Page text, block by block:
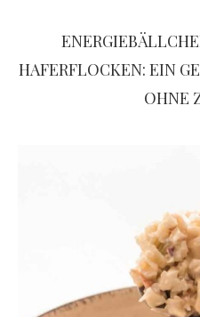
HAFERFLOCKEN: EIN
OHNE